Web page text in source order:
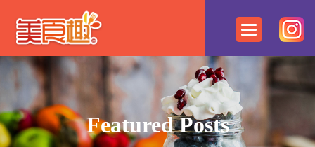
Featured Posts